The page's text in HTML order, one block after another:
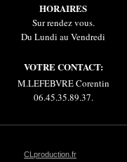
HORAIRES
Sur rendez vous.
Du Lundi au Vendredi
VOTRE CONTACT:
M.LEFEBVRE Corentin
06.45.35.89.37.
CLproduction.fr